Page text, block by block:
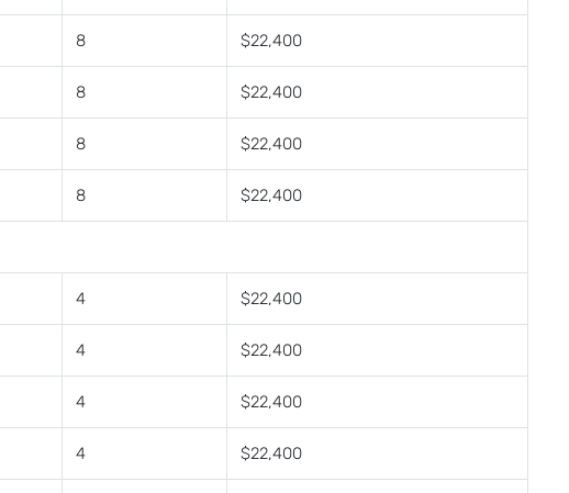
8 $22,400
8 $22,400
8 $22,400
8 $22,400
4 $22,400
4 $22,400
4 $22,400
4 $22,400